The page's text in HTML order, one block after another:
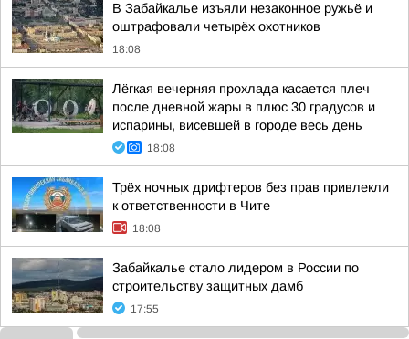
В Забайкалье изъяли незаконное ружьё и
оштрафовали четырёх охотников
18:08
Лёгкая вечерняя прохлада касается плеч
после дневной жары в плюс 30 градусов и
испарины, висевшей в городе весь день
18:08
Трёх ночных дрифтеров без прав привлекли
к ответственности в Чите
18:08
Забайкалье стало лидером в России по
строительству защитных дамб
17:55